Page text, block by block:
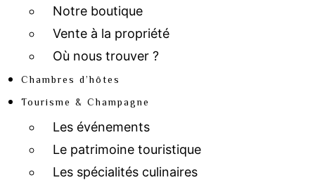
Notre boutique
Vente à la propriété
Où nous trouver ?
Chambres d’hôtes
Tourisme & Champagne
Les événements
Le patrimoine touristique
Les spécialités culinaires